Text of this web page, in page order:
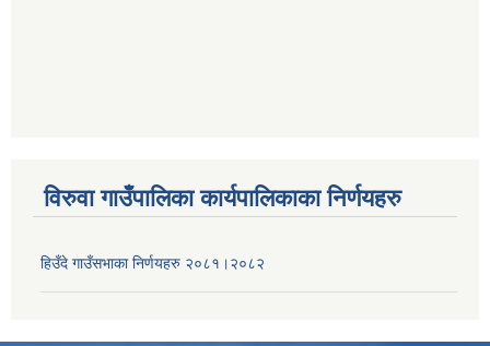
विरुवा गाउँपालिका कार्यपालिकाका निर्णयहरु
हिउँदे गाउँसभाका निर्णयहरु २०८१।२०८२